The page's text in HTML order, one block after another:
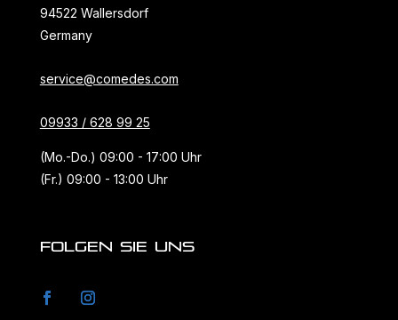
94522 Wallersdorf
Germany
service@comedes.com
09933 / 628 99 25
(Mo.-Do.) 09:00 - 17:00 Uhr
(Fr.) 09:00 - 13:00 Uhr
FOLGEN SIE UNS